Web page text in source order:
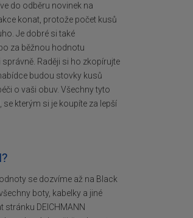
do odběru novinek na
konat, protože počet kusů
Je dobré si také
za běžnou hodnotu
Raději si ho zkopírujte
budou stovky kusů
o vaši obuv. Všechny tyto
kterým si je koupíte za lepší
se dozvíme až na Black
boty, kabelky a jiné
stránku DEICHMANN